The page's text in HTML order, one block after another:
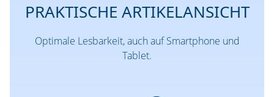
PRAKTISCHE ARTIKELANSICHT
Optimale Lesbarkeit, auch auf Smartphone und
Tablet.